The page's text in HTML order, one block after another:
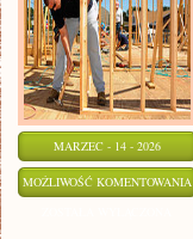
MARZEC - 14 - 2026
MOŻLIWOŚĆ KOMENTOWANIA